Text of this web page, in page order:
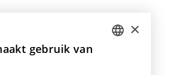
×
gebruik van